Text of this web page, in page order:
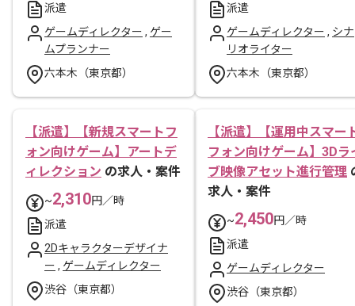
派遣
ゲームディレクター , ゲー
ムプランナー
六本木（東京都）
派遣
ゲームディレクター , シナ
リオライター
六本木（東京都）
【派遣】【新規スマートフ
ォン向けゲーム】アートデ
ィレクション の求人・案件
~2,310円／時
派遣
2Dキャラクターデザイナ
ー , ゲームディレクター
渋谷（東京都）
【派遣】【運用中スマー
フォン向けゲーム】3Dラ
ブ映像アセット進行管理
求人・案件
~2,450円／時
派遣
ゲームディレクター
渋谷（東京都）